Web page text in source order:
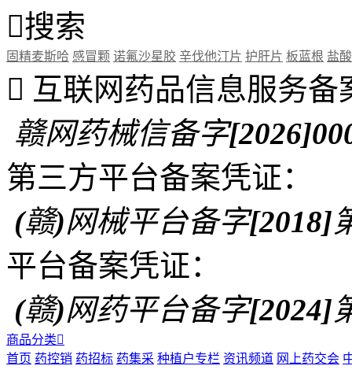
搜索
固精麦斯哈 感冒颗 诺氟沙星胶 辛伐他汀片 护肝片 板蓝根 盐
 互联网药品信息服务备
赣网药械信备字
第三方平台备案凭证：
(赣)网械平台备字[2018]
平台备案凭证：
(赣)网药平台备字[2024]
商品分类
首页 药控销 药招标 药集采 种植户专栏 资讯频道 网上药交会